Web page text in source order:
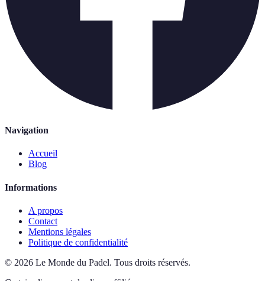
Navigation
Accueil
Blog
Informations
A propos
Contact
Mentions légales
Politique de confidentialité
© 2026 Le Monde du Padel. Tous droits réservés.